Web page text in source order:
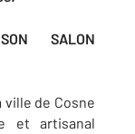
SALON
ville de Cosne
et artisanal